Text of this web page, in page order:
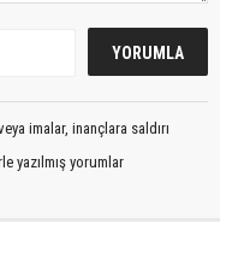
imalar, inançlara saldırı
yazılmış yorumlar